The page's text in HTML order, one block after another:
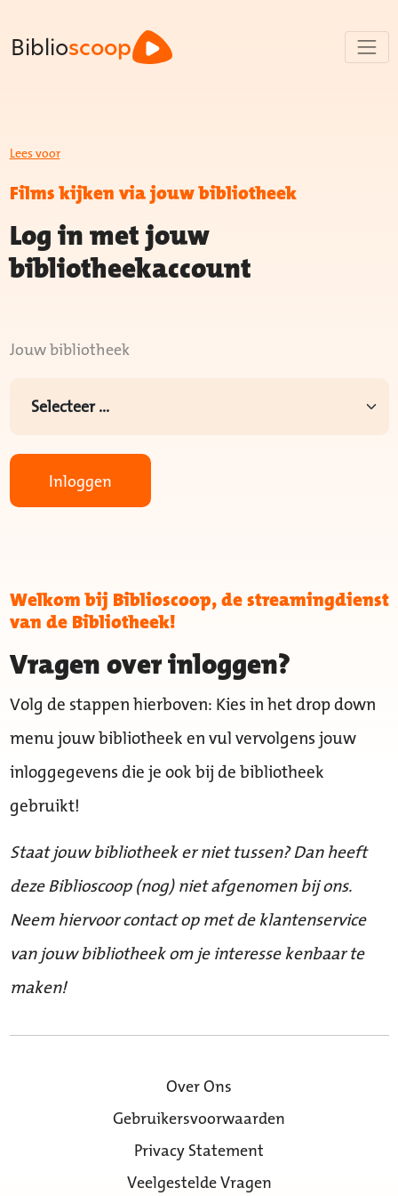
Biblioscoop
Lees voor
Films kijken via jouw bibliotheek
Log in met jouw
bibliotheekaccount
Jouw bibliotheek
Inloggen
Welkom bij Biblioscoop, de streamingdienst
van de Bibliotheek!
Vragen over inloggen?
Volg de stappen hierboven: Kies in het drop down
menu jouw bibliotheek en vul vervolgens jouw
inloggegevens die je ook bij de bibliotheek
gebruikt!
Staat jouw bibliotheek er niet tussen? Dan heeft
deze Biblioscoop (nog) niet afgenomen bij ons.
Neem hiervoor contact op met de klantenservice
van jouw bibliotheek om je interesse kenbaar te
maken!
Over Ons
Gebruikersvoorwaarden
Privacy Statement
Veelgestelde Vragen